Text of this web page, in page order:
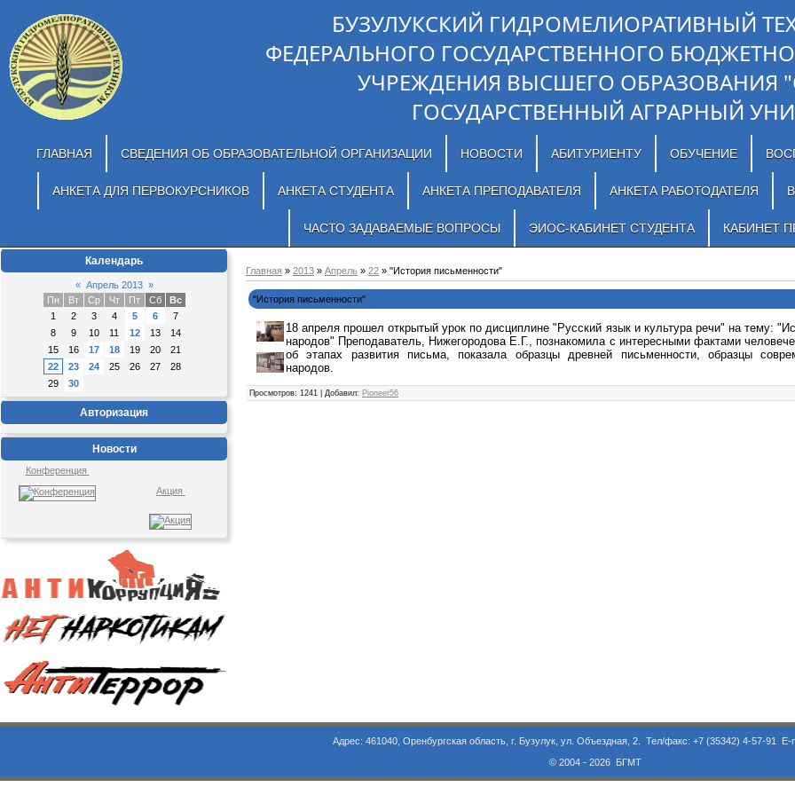
БУЗУЛУКСКИЙ ГИДРОМЕЛИОРАТИВНЫЙ
ФЕДЕРАЛЬНОГО ГОСУДАРСТВЕННОГО
УЧРЕЖДЕНИЯ ВЫСШЕГО ОБРАЗОВАНИЯ
ГОСУДАРСТВЕННЫЙ АГРАРНЫЙ
ГЛАВНАЯ СВЕДЕНИЯ ОБ ОБРАЗОВАТЕЛЬНОЙ ОРГАНИЗАЦИИ НОВОСТИ АБИТУРИЕНТУ ОБУЧЕНИЕ
АНКЕТА ДЛЯ ПЕРВОКУРСНИКОВ АНКЕТА СТУДЕНТА АНКЕТА ПРЕПОДАВАТЕЛЯ АНКЕТА РАБОТОДАТЕЛЯ
ЧАСТО ЗАДАВАЕМЫЕ ВОПРОСЫ ЭИОС-КАБИНЕТ СТУДЕНТА КАБИНЕТ
Календарь
« Апрель 2013 »
Пн
Вт Ср Чт Пт Сб
Вс
1
2 3 4 5 6
7
8
9 10 11 12 13
14
15
16 17 18 19 20
21
22
23 24 25 26 27
28
29
30
Авторизация
Новости
Конференция
Акция
Главная » 2013 » Апрель » 22 » "История письменности"
"История письменности"
18 апреля прошел открытый урок по дисциплине "Русский язык и культура речи" на тему:
народов" Преподаватель, Нижегородова Е.Г., познакомила с интересными фактами
об этапах развития письма, показала образцы древней письменности, образцы
народов.
Просмотров: 1241 | Добавил: Pioneer56
Адрес: 461040, Оренбургская область, г. Бузулук, ул. Объездная, 2. Тел/факс: +7 (35342) 4-57-91 E-
© 2004 - 2026 БГМТ